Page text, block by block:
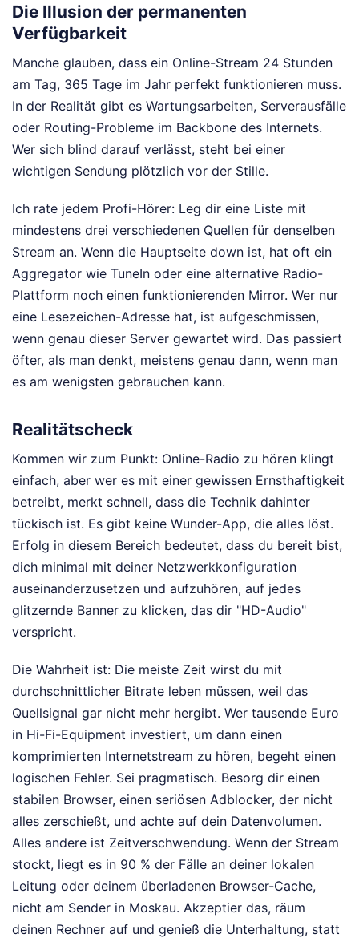
Die Illusion der permanenten
Verfügbarkeit
Manche glauben, dass ein Online-Stream 24 Stunden
am Tag, 365 Tage im Jahr perfekt funktionieren muss.
In der Realität gibt es Wartungsarbeiten, Serverausfälle
oder Routing-Probleme im Backbone des Internets.
Wer sich blind darauf verlässt, steht bei einer
wichtigen Sendung plötzlich vor der Stille.
Ich rate jedem Profi-Hörer: Leg dir eine Liste mit
mindestens drei verschiedenen Quellen für denselben
Stream an. Wenn die Hauptseite down ist, hat oft ein
Aggregator wie TuneIn oder eine alternative Radio-
Plattform noch einen funktionierenden Mirror. Wer nur
eine Lesezeichen-Adresse hat, ist aufgeschmissen,
wenn genau dieser Server gewartet wird. Das passiert
öfter, als man denkt, meistens genau dann, wenn man
es am wenigsten gebrauchen kann.
Realitätscheck
Kommen wir zum Punkt: Online-Radio zu hören klingt
einfach, aber wer es mit einer gewissen Ernsthaftigkeit
betreibt, merkt schnell, dass die Technik dahinter
tückisch ist. Es gibt keine Wunder-App, die alles löst.
Erfolg in diesem Bereich bedeutet, dass du bereit bist,
dich minimal mit deiner Netzwerkkonfiguration
auseinanderzusetzen und aufzuhören, auf jedes
glitzernde Banner zu klicken, das dir "HD-Audio"
verspricht.
Die Wahrheit ist: Die meiste Zeit wirst du mit
durchschnittlicher Bitrate leben müssen, weil das
Quellsignal gar nicht mehr hergibt. Wer tausende Euro
in Hi-Fi-Equipment investiert, um dann einen
komprimierten Internetstream zu hören, begeht einen
logischen Fehler. Sei pragmatisch. Besorg dir einen
stabilen Browser, einen seriösen Adblocker, der nicht
alles zerschießt, und achte auf dein Datenvolumen.
Alles andere ist Zeitverschwendung. Wenn der Stream
stockt, liegt es in 90 % der Fälle an deiner lokalen
Leitung oder deinem überladenen Browser-Cache,
nicht am Sender in Moskau. Akzeptier das, räum
deinen Rechner auf und genieß die Unterhaltung, statt